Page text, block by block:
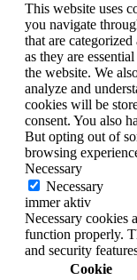
This website uses
you navigate
that are
as they are
the website. We
analyze and
cookies will be
consent. You also
But opting out of
browsing
Necessary
Necessary
immer aktiv
Necessary cookies
function properly.
and security
Cookie